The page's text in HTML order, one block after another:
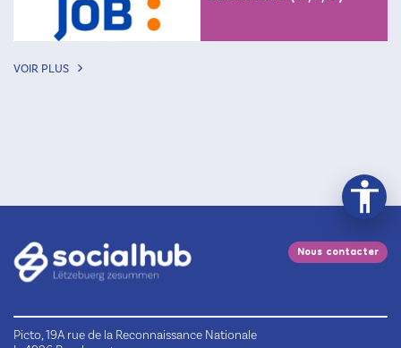
VOIR PLUS
Nous contacter
Picto, 19A rue de la Reconnaissance Nationale